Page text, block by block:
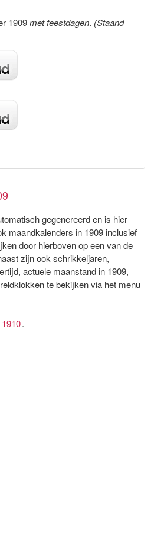
1909met feestdagen. (Staand
gegenereerd en is hier
maandkalenders in 1909 inclusief
door hierboven op een van de
zijn ook schrikkeljaren,
actuele maanstand in 1909,
te bekijken via het menu
.